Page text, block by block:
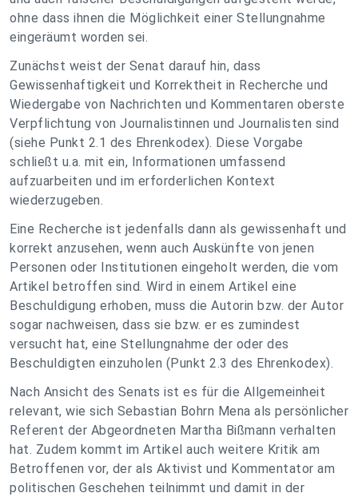
ohne dass ihnen die Möglichkeit einer Stellungnahme
eingeräumt worden sei.
Zunächst weist der Senat darauf hin, dass
Gewissenhaftigkeit und Korrektheit in Recherche und
Wiedergabe von Nachrichten und Kommentaren oberste
Verpflichtung von Journalistinnen und Journalisten sind
(siehe Punkt 2.1 des Ehrenkodex). Diese Vorgabe
schließt u.a. mit ein, Informationen umfassend
aufzuarbeiten und im erforderlichen Kontext
wiederzugeben.
Eine Recherche ist jedenfalls dann als gewissenhaft und
korrekt anzusehen, wenn auch Auskünfte von jenen
Personen oder Institutionen eingeholt werden, die vom
Artikel betroffen sind. Wird in einem Artikel eine
Beschuldigung erhoben, muss die Autorin bzw. der Autor
sogar nachweisen, dass sie bzw. er es zumindest
versucht hat, eine Stellungnahme der oder des
Beschuldigten einzuholen (Punkt 2.3 des Ehrenkodex).
Nach Ansicht des Senats ist es für die Allgemeinheit
relevant, wie sich Sebastian Bohrn Mena als persönlicher
Referent der Abgeordneten Martha Bißmann verhalten
hat. Zudem kommt im Artikel auch weitere Kritik am
Betroffenen vor, der als Aktivist und Kommentator am
politischen Geschehen teilnimmt und damit in der